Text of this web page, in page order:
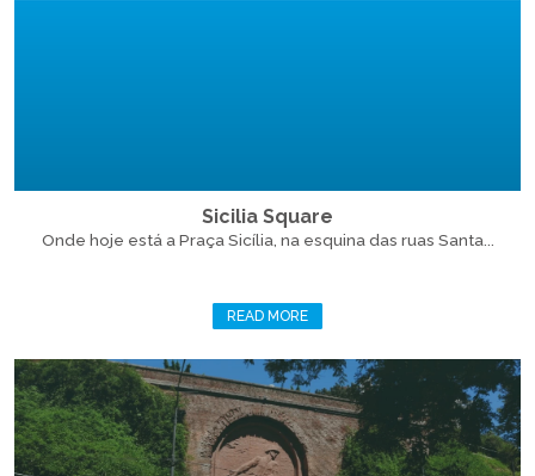
Sicilia Square
Onde hoje está a Praça Sicília, na esquina das ruas Santa...
READ MORE